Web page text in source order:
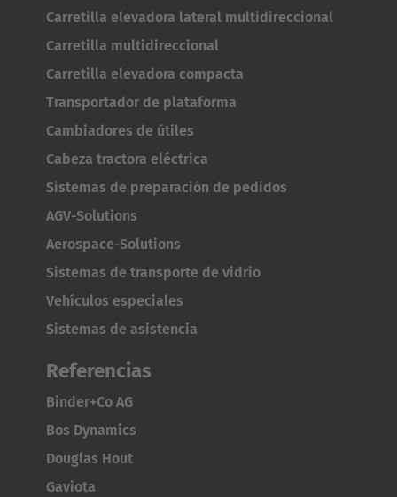
AMERICA
Brasil
Português
United States
Carretilla elevadora lateral multidireccional
Carretilla multidireccional
Carretilla elevadora compacta
Transportador de plataforma
Cambiadores de útiles
Cabeza tractora eléctrica
Sistemas de preparación de pedidos
AGV-Solutions
Aerospace-Solutions
Sistemas de transporte de vidrio
Vehículos especiales
Sistemas de asistencia
Referencias
Binder+Co AG
Bos Dynamics
Douglas Hout
Gaviota